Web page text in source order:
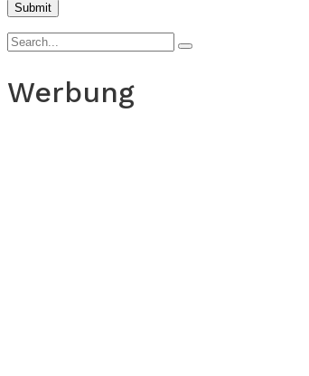
Werbung